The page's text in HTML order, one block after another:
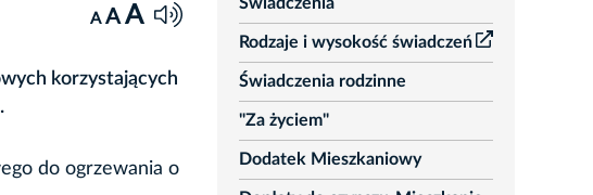
A A A
korzystających
do ogrzewania o
Rodzaje i wysokość świadczeń
Świadczenia rodzinne
"Za życiem"
Dodatek Mieszkaniowy